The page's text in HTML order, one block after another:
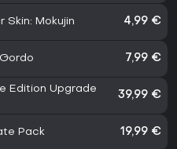
Skin: Mokujin 4,99 €
Gordo 7,99 €
Edition Upgrade
39,99 €
Pack 19,99 €